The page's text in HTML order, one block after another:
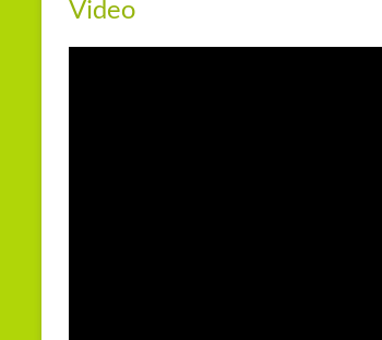
Video